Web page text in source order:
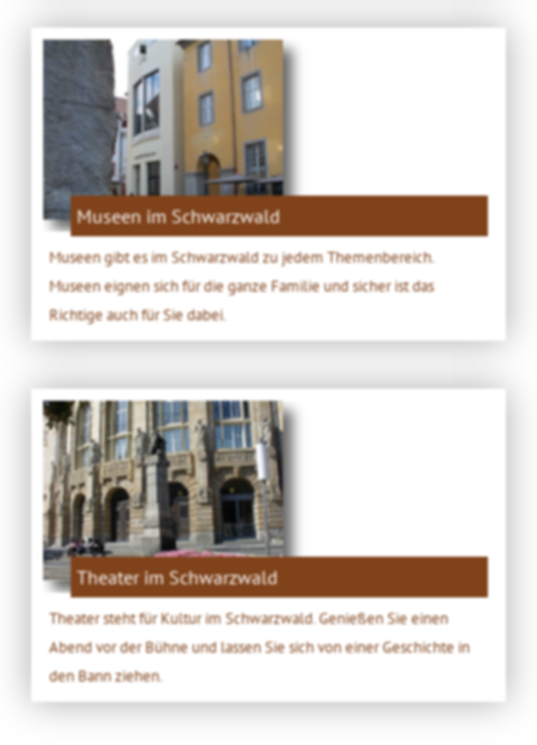
Museen im Schwarzwald
Museen gibt es im Schwarzwald zu jedem Themenbereich.
Museen eignen sich für die ganze Familie und sicher ist das
Richtige auch für Sie dabei.
Theater im Schwarzwald
Theater steht für Kultur im Schwarzwald. Genießen Sie einen
Abend vor der Bühne und lassen Sie sich von einer Geschichte in
den Bann ziehen.